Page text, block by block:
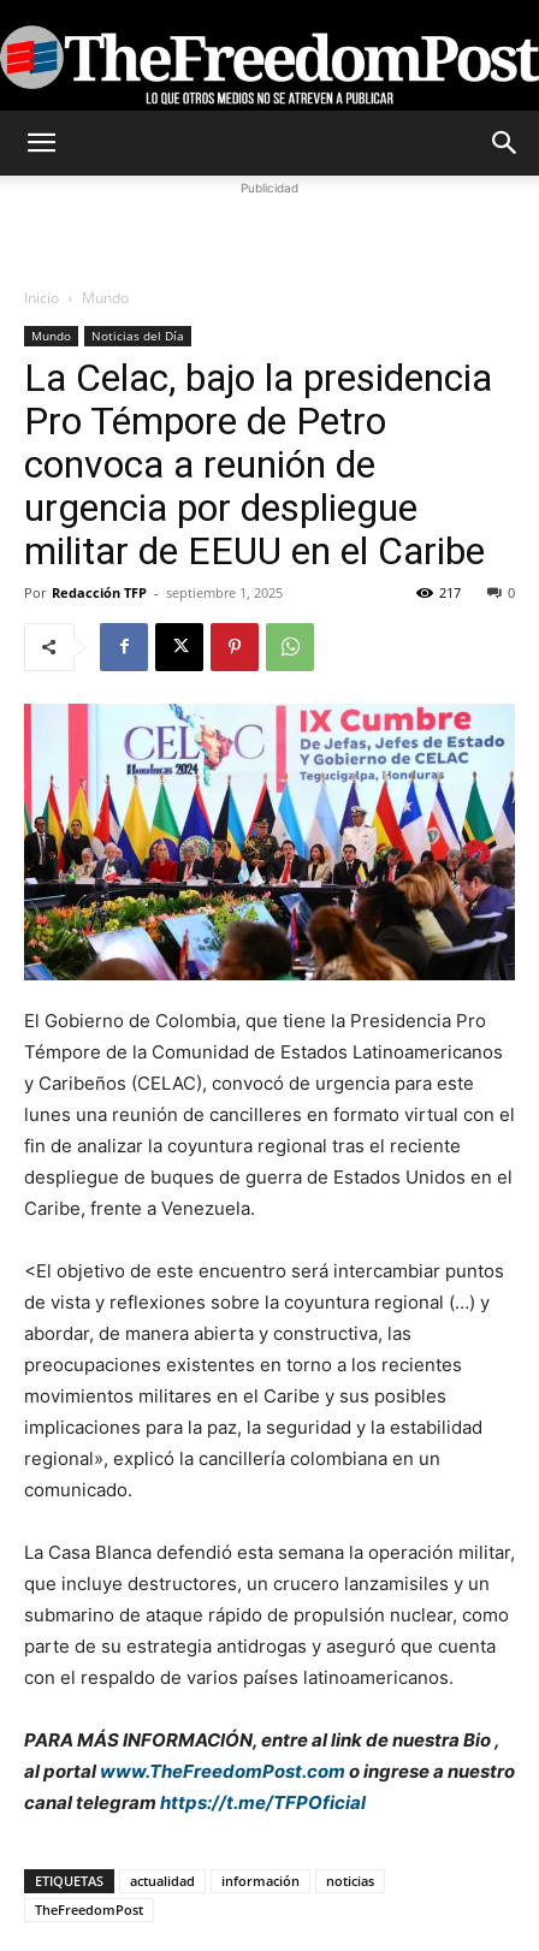
Publicidad
Inicio Mundo
Mundo Noticias del Día
La Celac, bajo la presidencia
Pro Témpore de Petro
convoca a reunión de
urgencia por despliegue
militar de EEUU en el Caribe
Por Redacción TFP - septiembre 1, 2025 0
217
El Gobierno de Colombia, que tiene la Presidencia Pro
Témpore de la Comunidad de Estados Latinoamericanos
y Caribeños (CELAC), convocó de urgencia para este
lunes una reunión de cancilleres en formato virtual con el
fin de analizar la coyuntura regional tras el reciente
despliegue de buques de guerra de Estados Unidos en el
Caribe, frente a Venezuela.
<El objetivo de este encuentro será intercambiar puntos
de vista y reflexiones sobre la coyuntura regional (…) y
abordar, de manera abierta y constructiva, las
preocupaciones existentes en torno a los recientes
movimientos militares en el Caribe y sus posibles
implicaciones para la paz, la seguridad y la estabilidad
regional», explicó la cancillería colombiana en un
comunicado.
La Casa Blanca defendió esta semana la operación militar,
que incluye destructores, un crucero lanzamisiles y un
submarino de ataque rápido de propulsión nuclear, como
parte de su estrategia antidrogas y aseguró que cuenta
con el respaldo de varios países latinoamericanos.
PARA MÁS INFORMACIÓN, entre al link de nuestra Bio ,
al portalwww.TheFreedomPost.com o ingrese a nuestro
canal telegram https://t.me/TFPOficial
ETIQUETAS actualidad información
noticias
TheFreedomPost